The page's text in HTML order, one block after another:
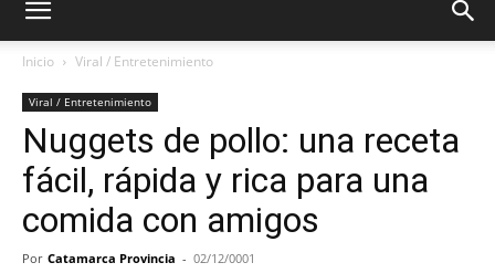
Provincia
Inicio Viral / Entretenimiento
Viral / Entretenimiento
Nuggets de pollo: una receta
fácil, rápida y rica para una
comida con amigos
Por Catamarca Provincia - 02/12/0001